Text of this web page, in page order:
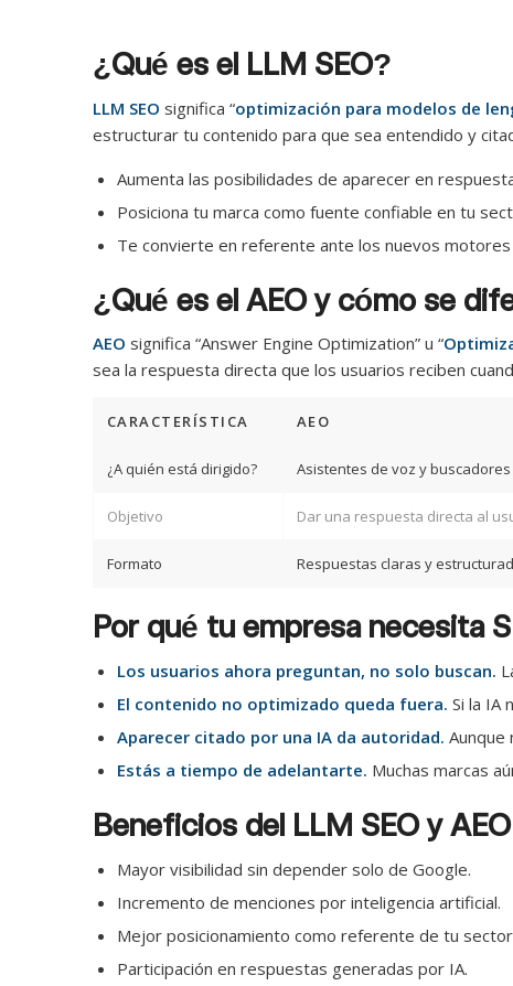
¿Qué es el LLM SEO?
LLM SEO significa “optimización para modelos de
estructurar tu contenido para que sea entendido y
Aumenta las posibilidades de aparecer en
Posiciona tu marca como fuente confiable en tu
Te convierte en referente ante los nuevos
¿Qué es el AEO y cómo se
AEO significa “Answer Engine Optimization” u “
sea la respuesta directa que los usuarios reciben
CARACTERÍSTICA AEO
¿A quién está dirigido? Asistentes de voz y buscadores
Objetivo Dar una respuesta directa al
Formato Respuestas claras y
Por qué tu empresa necesita
Los usuarios ahora preguntan, no solo buscan.
El contenido no optimizado queda fuera. Si la IA
Aparecer citado por una IA da autoridad. Aunque
Estás a tiempo de adelantarte. Muchas marcas
Beneficios del LLM SEO y AEO
Mayor visibilidad sin depender solo de Google.
Incremento de menciones por inteligencia artificial.
Mejor posicionamiento como referente de tu
Participación en respuestas generadas por IA.